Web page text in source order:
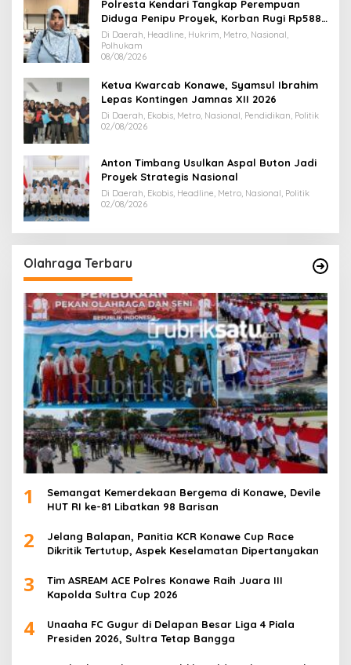
Polresta Kendari Tangkap Perempuan
Diduga Penipu Proyek, Korban Rugi Rp588,1
Juta
Di Daerah, Headline, Hukrim, Metro, Nasional,
Polhukam
08/08/2026
Ketua Kwarcab Konawe, Syamsul Ibrahim
Lepas Kontingen Jamnas XII 2026
Di Daerah, Ekobis, Metro, Nasional, Pendidikan, Politik
02/08/2026
Anton Timbang Usulkan Aspal Buton Jadi
Proyek Strategis Nasional
Di Daerah, Ekobis, Headline, Metro, Nasional, Politik
02/08/2026
Olahraga Terbaru
1
Semangat Kemerdekaan Bergema di Konawe, Devile
HUT RI ke-81 Libatkan 98 Barisan
2
Jelang Balapan, Panitia KCR Konawe Cup Race
Dikritik Tertutup, Aspek Keselamatan Dipertanyakan
3
Tim ASREAM ACE Polres Konawe Raih Juara III
Kapolda Sultra Cup 2026
4
Unaaha FC Gugur di Delapan Besar Liga 4 Piala
Presiden 2026, Sultra Tetap Bangga